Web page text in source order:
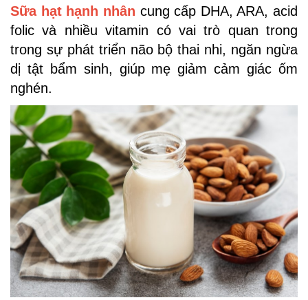
Sữa hạt hạnh nhân cung cấp DHA, ARA, acid
folic và nhiều vitamin có vai trò quan trong
trong sự phát triển não bộ thai nhi, ngăn ngừa
dị tật bẩm sinh, giúp mẹ giảm cảm giác ốm
nghén.